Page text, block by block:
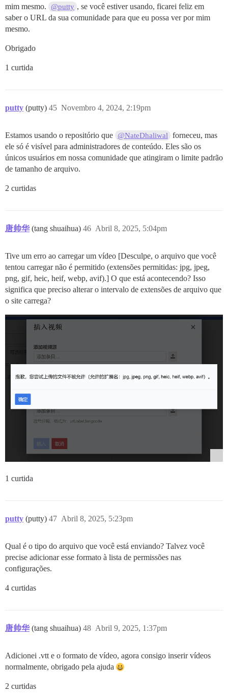
mim mesmo.
@putty , se você estiver usando, ficarei feliz em
saber o URL da sua comunidade para que eu possa ver por mim
mesmo.
Obrigado
1 curtida
putty (putty) Novembro 4, 2024, 2:19pm
45
Estamos usando o repositório que @NateDhaliwal
forneceu, mas
ele só é visível para administradores de conteúdo. Eles são os
únicos usuários em nossa comunidade que atingiram o limite padrão
de tamanho de arquivo.
2 curtidas
唐帅华 (tang shuaihua) Abril 8, 2025, 5:04pm
46
Tive um erro ao carregar um vídeo [Desculpe, o arquivo que você
tentou carregar não é permitido (extensões permitidas: jpg, jpeg,
png, gif, heic, heif, webp, avif).] O que está acontecendo? Isso
significa que preciso alterar o intervalo de extensões de arquivo que
o site carrega?
1 curtida
putty (putty) Abril 8, 2025, 5:23pm
47
Qual é o tipo do arquivo que você está enviando? Talvez você
precise adicionar esse formato à lista de permissões nas
configurações.
4 curtidas
唐帅华 (tang shuaihua) Abril 9, 2025, 1:37pm
48
Adicionei .vtt e o formato de vídeo, agora consigo inserir vídeos
normalmente, obrigado pela ajuda
2 curtidas